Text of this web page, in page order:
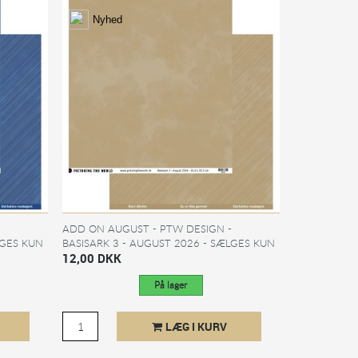
KUN
Nyhed
ADD ON AUGUST - PTW DESIGN -
BASISARK 3 - AUGUST 2026 - SÆLGES KUN
TIL KITKLUBMEDLEMMER
12,00 DKK
På lager
LÆG I KURV